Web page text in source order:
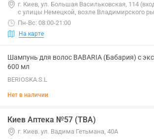
г. Киев, ул. Большая Васильковская, 114
с улицы Немецкой, возле Владимирского
Пн-Вс: 08:00-21:00
На карте
Шампунь для волос BABARIA (Бабария) с
600 мл
BERIOSKA.S.L
Нет в наличии
Киев Аптека №57 (ТВА)
г. Киев. ул. Вадима Гетьмана, 40А